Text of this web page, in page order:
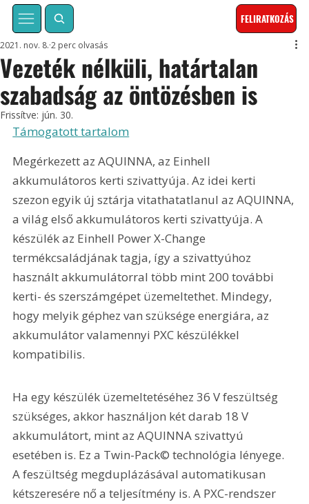
FELIRATKOZÁS
Vezeték nélküli, határtalan
szabadság az öntözésben is
2021. nov. 8. 2 perc olvasás
Frissítve: jún. 30.
Támogatott tartalom
Megérkezett az AQUINNA, az Einhell
akkumulátoros kerti szivattyúja. Az idei kerti
szezon egyik új sztárja vitathatatlanul az AQUINNA,
a világ első akkumulátoros kerti szivattyúja. A
készülék az Einhell Power X-Change
termékcsaládjának tagja, így a szivattyúhoz
használt akkumulátorral több mint 200 további
kerti- és szerszámgépet üzemeltethet. Mindegy,
hogy melyik géphez van szüksége energiára, az
akkumulátor valamennyi PXC készülékkel
kompatibilis.
Ha egy készülék üzemeltetéséhez 36 V feszültség
szükséges, akkor használjon két darab 18 V
akkumulátort, mint az AQUINNA szivattyú
esetében is. Ez a Twin-Pack© technológia lényege.
A feszültség megduplázásával automatikusan
kétszeresére nő a teljesítmény is. A PXC-rendszer